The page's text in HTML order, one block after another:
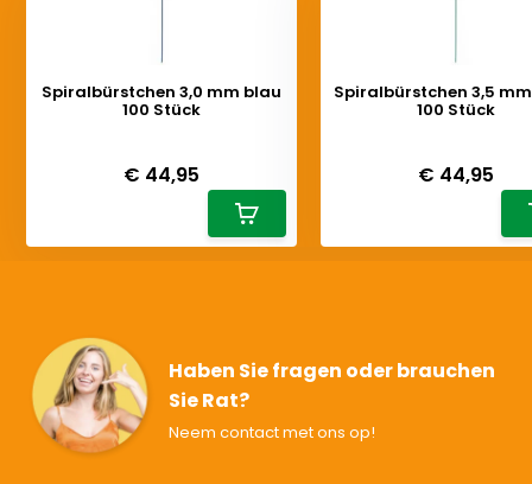
Spiralbürstchen 3,0 mm blau
100 Stück
€ 44,95
Spiralbürstchen 3,5
100 Stück
€ 44,95
Haben Sie fragen oder brauchen
Sie Rat?
Neem contact met ons op!